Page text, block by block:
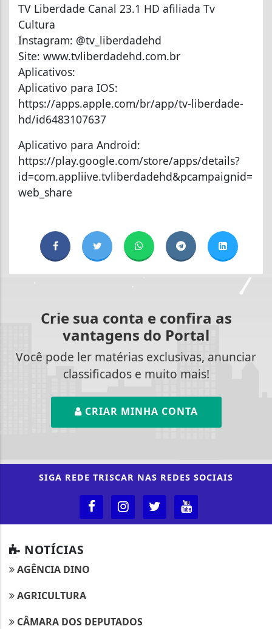
TV Liberdade Canal 23.1 HD afiliada Tv
Cultura
Instagram: @tv_liberdadehd
Site: www.tvliberdadehd.com.br
Aplicativos:
Aplicativo para IOS:
https://apps.apple.com/br/app/tv-liberdade-
hd/id6483107637
Aplicativo para Android:
https://play.google.com/store/apps/details?
id=com.appliive.tvliberdadehd&pcampaignid=
web_share
Crie sua conta e confira as
vantagens do Portal
Você pode ler matérias exclusivas, anunciar
classificados e muito mais!
CRIAR MINHA CONTA
SIGA REDE TRISCAR NAS REDES SOCIAIS
NOTÍCIAS
AGÊNCIA DINO
AGRICULTURA
CÂMARA DOS DEPUTADOS